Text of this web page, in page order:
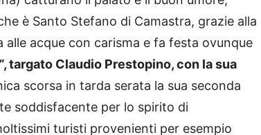
è Santo Stefano di Camastra, grazie alla
acque con carisma e fa festa ovunque
targato Claudio Prestopino, con la sua
scorsa in tarda serata la sua seconda
soddisfacente per lo spirito di
turisti provenienti per esempio